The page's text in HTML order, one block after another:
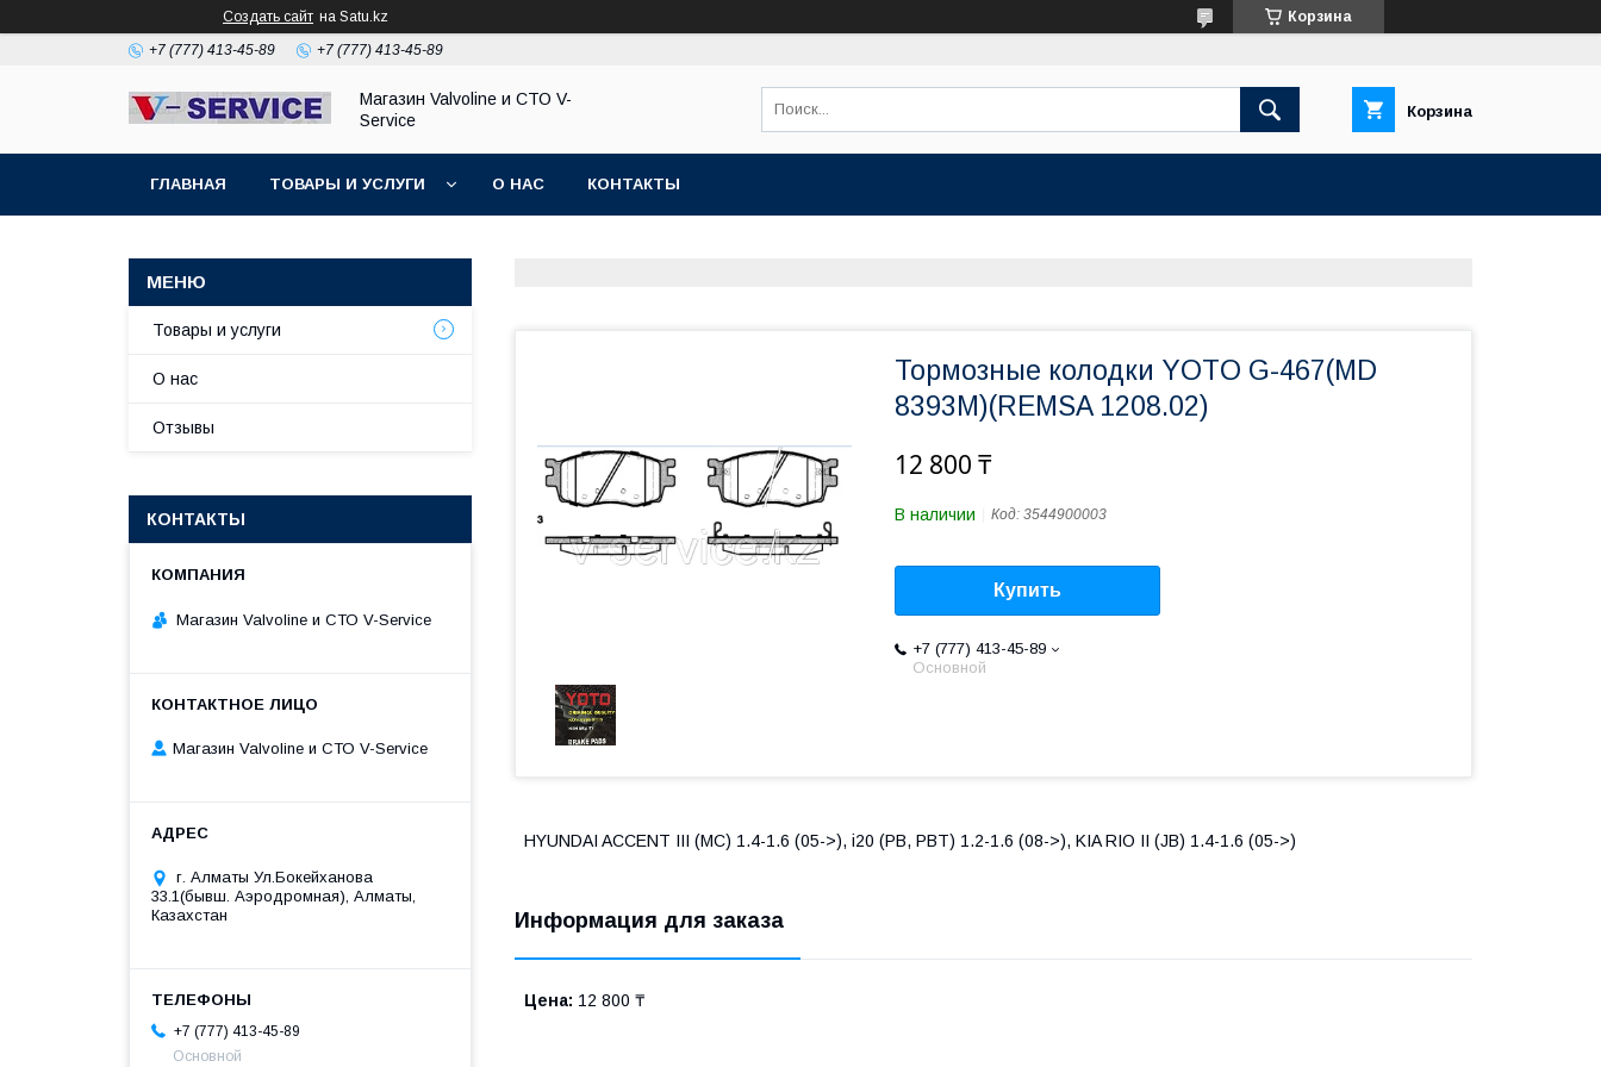
Создать сайт на Satu.kz Корзина
+7 (777) 413-45-89 +7 (777) 413-45-89
Магазин Valvoline и СТО V-
Service
Корзина
ГЛАВНАЯ ТОВАРЫ И УСЛУГИ О НАС КОНТАКТЫ
Тормозные колодки YOTO G-467(MD
8393M)(REMSA 1208.02)
12 800 ₸
В наличии Код: 3544900003
Купить
+7 (777) 413-45-89
Основной
HYUNDAI ACCENT III (MC) 1.4-1.6 (05->), i20 (PB, PBT) 1.2-1.6 (08->), KIA RIO II (JB) 1.4-1.6 (05->)
Информация для заказа
Цена: 12 800 ₸
Товары и услуги
О нас
Отзывы
КОНТАКТЫ
Магазин Valvoline и СТО V-Service
Магазин Valvoline и СТО V-Service
г. Алматы Ул.Бокейханова
33.1(бывш. Аэродромная), Алматы,
Казахстан
+7 (777) 413-45-89
Основной